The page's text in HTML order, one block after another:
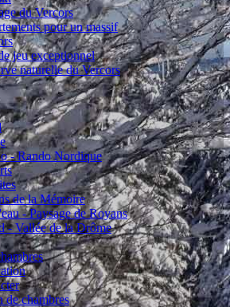
du Vercors
pour un massif
jeu exceptionnel
naturelle du Vercors
- Rando Nordique
de la Mémoire
- Paysage de Royans
- Vallée de la Drôme
de chambres